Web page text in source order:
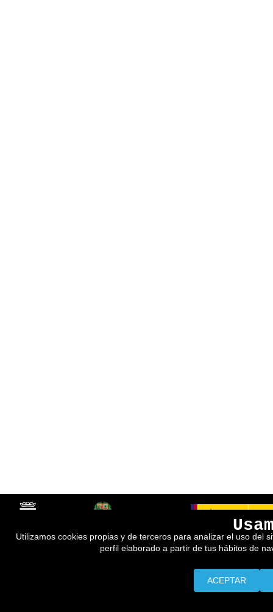
Utilizamos cookies propias y de terceros para analizar el uso del
perfil elaborado a partir de tus hábitos de
ACEPTAR